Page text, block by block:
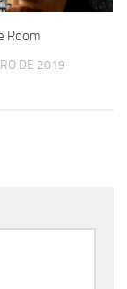
Room
DE 2019